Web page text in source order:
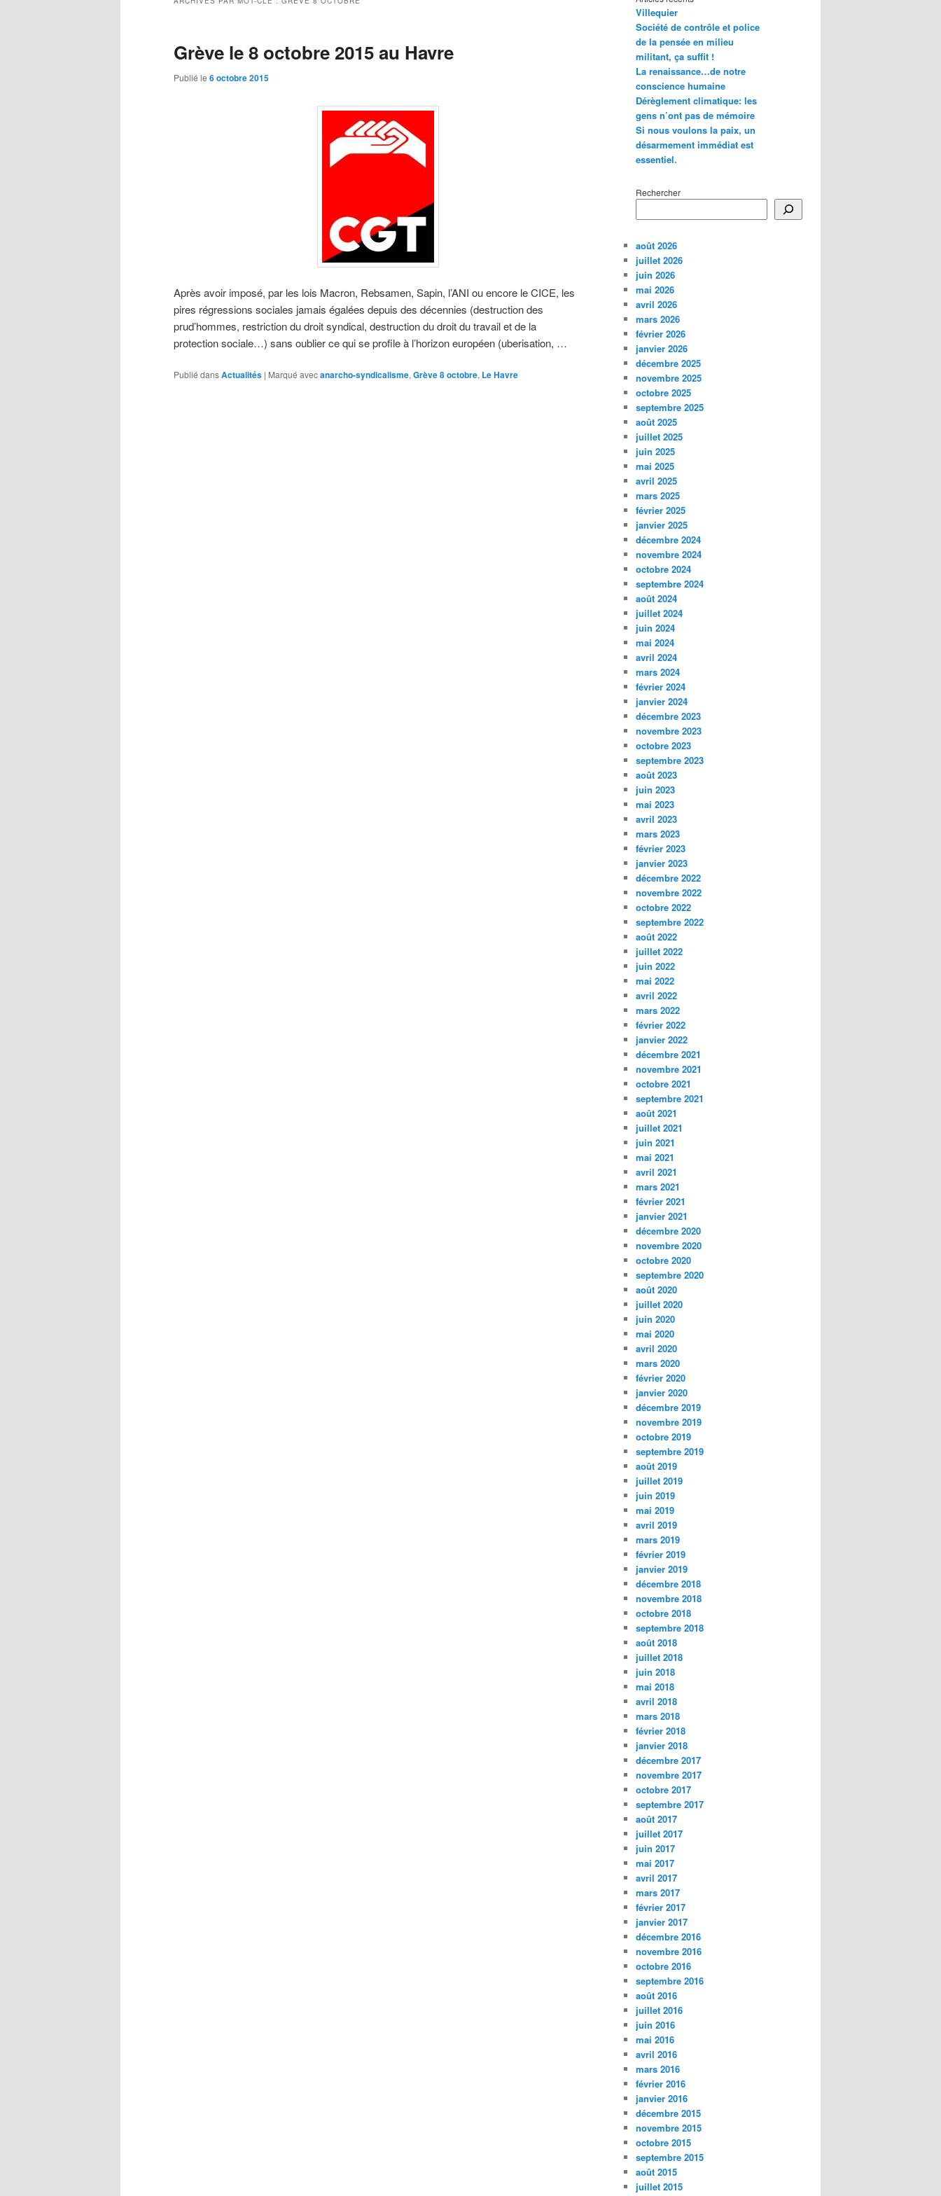
Grève le 8 octobre 2015 au Havre
Publié le 6 octobre 2015
Après avoir imposé, par les lois Macron, Rebsamen, Sapin, l’ANI ou encore le CICE, les
pires régressions sociales jamais égalées depuis des décennies (destruction des
prud’hommes, restriction du droit syndical, destruction du droit du travail et de la
protection sociale…) sans oublier ce qui se profile à l’horizon européen (uberisation, …
Publié dansActualités | Marqué avecanarcho-syndicalisme, Grève 8 octobre, Le Havre
Villequier
Société de contrôle et police
de la pensée en milieu
militant, ça suffit !
La renaissance…de notre
conscience humaine
Dérèglement climatique: les
gens n’ont pas de mémoire
Si nous voulons la paix, un
désarmement immédiat est
essentiel.
Rechercher
août 2026
juillet 2026
juin 2026
mai 2026
avril 2026
mars 2026
février 2026
janvier 2026
décembre 2025
novembre 2025
octobre 2025
septembre 2025
août 2025
juillet 2025
juin 2025
mai 2025
avril 2025
mars 2025
février 2025
janvier 2025
décembre 2024
novembre 2024
octobre 2024
septembre 2024
août 2024
juillet 2024
juin 2024
mai 2024
avril 2024
mars 2024
février 2024
janvier 2024
décembre 2023
novembre 2023
octobre 2023
septembre 2023
août 2023
juin 2023
mai 2023
avril 2023
mars 2023
février 2023
janvier 2023
décembre 2022
novembre 2022
octobre 2022
septembre 2022
août 2022
juillet 2022
juin 2022
mai 2022
avril 2022
mars 2022
février 2022
janvier 2022
décembre 2021
novembre 2021
octobre 2021
septembre 2021
août 2021
juillet 2021
juin 2021
mai 2021
avril 2021
mars 2021
février 2021
janvier 2021
décembre 2020
novembre 2020
octobre 2020
septembre 2020
août 2020
juillet 2020
juin 2020
mai 2020
avril 2020
mars 2020
février 2020
janvier 2020
décembre 2019
novembre 2019
octobre 2019
septembre 2019
août 2019
juillet 2019
juin 2019
mai 2019
avril 2019
mars 2019
février 2019
janvier 2019
décembre 2018
novembre 2018
octobre 2018
septembre 2018
août 2018
juillet 2018
juin 2018
mai 2018
avril 2018
mars 2018
février 2018
janvier 2018
décembre 2017
novembre 2017
octobre 2017
septembre 2017
août 2017
juillet 2017
juin 2017
mai 2017
avril 2017
mars 2017
février 2017
janvier 2017
décembre 2016
novembre 2016
octobre 2016
septembre 2016
août 2016
juillet 2016
juin 2016
mai 2016
avril 2016
mars 2016
février 2016
janvier 2016
décembre 2015
novembre 2015
octobre 2015
septembre 2015
août 2015
juillet 2015